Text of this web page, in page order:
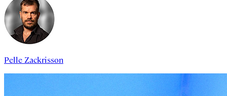
Pelle Zackrisson